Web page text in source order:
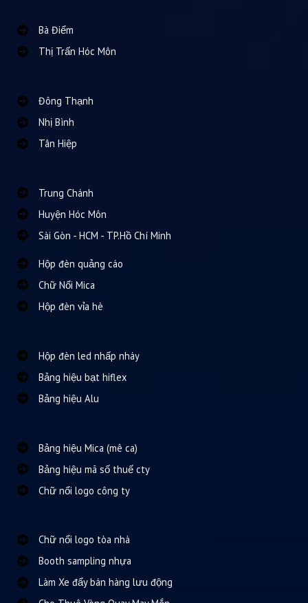
Bà Điểm
Thị Trấn Hóc Môn
Đông Thạnh
Nhị Bình
Tân Hiệp
Trung Chánh
Huyện Hóc Môn
Sài Gòn - HCM - TP.Hồ Chí Minh
Hộp đèn quảng cáo
Chữ Nổi Mica
Hộp đèn vỉa hè
Hộp đèn led nhấp nháy
Bảng hiệu bạt hiflex
Bảng hiệu Alu
Bảng hiệu Mica (mê ca)
Bảng hiệu mã số thuế cty
Chữ nổi logo công ty
Chữ nổi logo tòa nhà
Booth sampling nhựa
Làm Xe đẩy bán hàng lưu động